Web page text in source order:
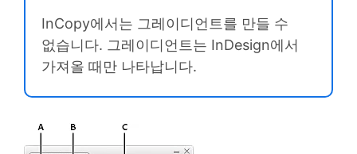
InCopy에서는 그레이디언트를 만들 수
없습니다. 그레이디언트는 InDesign에서
가져올 때만 나타납니다.